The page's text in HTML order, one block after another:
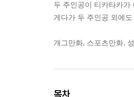
두 주인공이 티카타카
게다가 두 주인공 외에
개그만화, 스포츠만화,
목차